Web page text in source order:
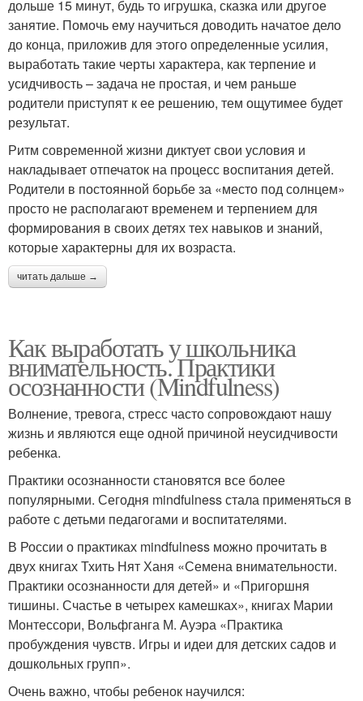
дольше 15 минут, будь то игрушка, сказка или другое
занятие. Помочь ему научиться доводить начатое дело
до конца, приложив для этого определенные усилия,
выработать такие черты характера, как терпение и
усидчивость – задача не простая, и чем раньше
родители приступят к ее решению, тем ощутимее будет
результат.
Ритм современной жизни диктует свои условия и
накладывает отпечаток на процесс воспитания детей.
Родители в постоянной борьбе за «место под солнцем»
просто не располагают временем и терпением для
формирования в своих детях тех навыков и знаний,
которые характерны для их возраста.
читать дальше →
Как выработать у школьника
внимательность. Практики
осознанности (Mindfulness)
Волнение, тревога, стресс часто сопровождают нашу
жизнь и являются еще одной причиной неусидчивости
ребенка.
Практики осознанности становятся все более
популярными. Сегодня mindfulness стала применяться в
работе с детьми педагогами и воспитателями.
В России о практиках mindfulness можно прочитать в
двух книгах Тхить Нят Ханя «Семена внимательности.
Практики осознанности для детей» и «Пригоршня
тишины. Счастье в четырех камешках», книгах Марии
Монтессори, Вольфганга М. Ауэра «Практика
пробуждения чувств. Игры и идеи для детских садов и
дошкольных групп».
Очень важно, чтобы ребенок научился: